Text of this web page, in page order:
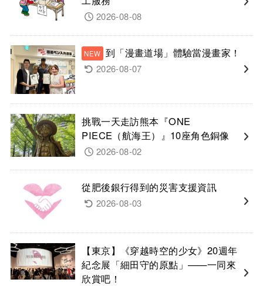
2026-08-08
到「漫畫道場」體驗當漫畫家！
2026-08-07
挑戰一天走訪熊本『ONE
PIECE（航海王）』10座角色銅像
2026-08-02
從肥後銀行得到的災害支援資訊
2026-08-03
【東京】《穿越時空的少女》20週年
紀念展「細田守的原點」——一同來
欣賞吧！